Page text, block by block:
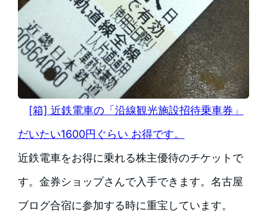
[箱] 近鉄電車の「沿線観光施設招待乗車券」
だいたい1600円ぐらい お得です。
近鉄電車をお得に乗れる株主優待のチケットで
す。金券ショップさんで入手できます。名古屋
ブログ合宿に参加する時に重宝しています。